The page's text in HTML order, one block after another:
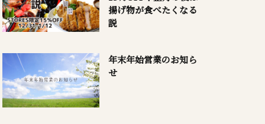
揚げ物が食べたくなる
説
年末年始営業のお知ら
せ